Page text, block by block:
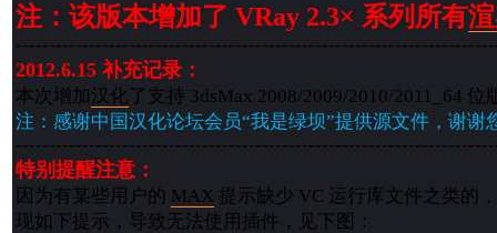
注：该版本增加了 VRay 2.3× 系列所有
2012.6.15 补充记录：
本次增加汉化了支持 3dsMax 2008/2009/2010/2011_64 位
注：感谢中国汉化论坛会员“我是绿坝”提供源文件，谢谢
特别提醒注意：
因为有某些用户的 MAX 提示缺少 VC 运行库文件之类的
现如下提示，导致无法使用插件，见下图：